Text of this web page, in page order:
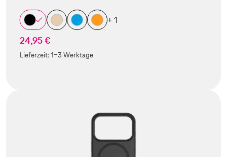
+ 1
24,95 €
Lieferzeit:1-3 Werktage